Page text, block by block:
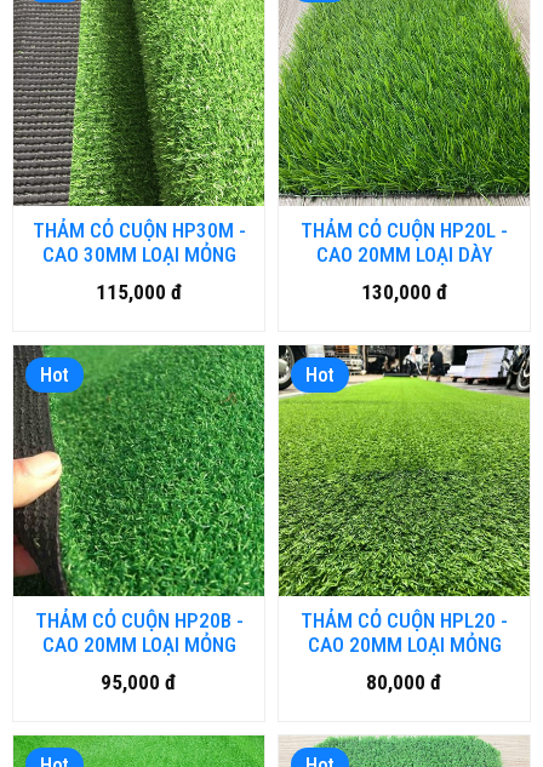
THẢM CỎ CUỘN HP30M -
CAO 30MM LOẠI MỎNG
115,000 đ
THẢM CỎ CUỘN HP20L -
CAO 20MM LOẠI DÀY
130,000 đ
Hot
THẢM CỎ CUỘN HP20B -
CAO 20MM LOẠI MỎNG
95,000 đ
Hot
THẢM CỎ CUỘN HPL20 -
CAO 20MM LOẠI MỎNG
80,000 đ